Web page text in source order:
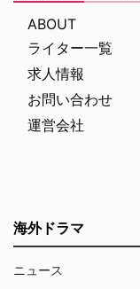
ABOUT
ライター一覧
求人情報
お問い合わせ
運営会社
海外ドラマ
ニュース